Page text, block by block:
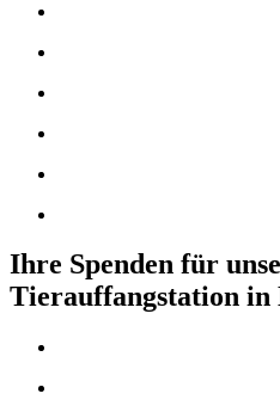
Ihre Spenden für
Tierauffangstation in